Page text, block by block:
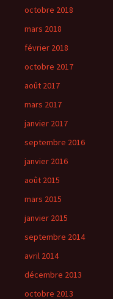
octobre 2018
mars 2018
février 2018
octobre 2017
août 2017
mars 2017
janvier 2017
septembre 2016
janvier 2016
août 2015
mars 2015
janvier 2015
septembre 2014
avril 2014
décembre 2013
octobre 2013